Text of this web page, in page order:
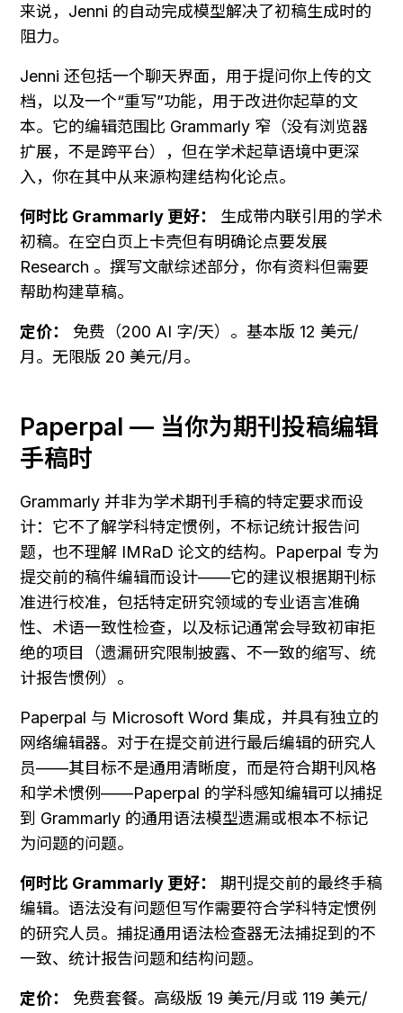
来说，Jenni 的自动完成模型解决了初稿生成时的
阻力。
Jenni 还包括一个聊天界面，用于提问你上传的文
档，以及一个“重写”功能，用于改进你起草的文
本。它的编辑范围比 Grammarly 窄（没有浏览器
扩展，不是跨平台），但在学术起草语境中更深
入，你在其中从来源构建结构化论点。
何时比 Grammarly 更好：
生成带内联引用的学术
初稿。在空白页上卡壳但有明确论点要发展
Research 。撰写文献综述部分，你有资料但需要
帮助构建草稿。
定价：
免费（200 AI 字/天）。基本版 12 美元/
月。无限版 20 美元/月。
Paperpal — 当你为期刊投稿编辑
手稿时
Grammarly 并非为学术期刊手稿的特定要求而设
计：它不了解学科特定惯例，不标记统计报告问
题，也不理解 IMRaD 论文的结构。Paperpal 专为
提交前的稿件编辑而设计——它的建议根据期刊标
准进行校准，包括特定研究领域的专业语言准确
性、术语一致性检查，以及标记通常会导致初审拒
绝的项目（遗漏研究限制披露、不一致的缩写、统
计报告惯例）。
Paperpal 与 Microsoft Word 集成，并具有独立的
网络编辑器。对于在提交前进行最后编辑的研究人
员——其目标不是通用清晰度，而是符合期刊风格
和学术惯例——Paperpal 的学科感知编辑可以捕捉
到 Grammarly 的通用语法模型遗漏或根本不标记
为问题的问题。
何时比 Grammarly 更好：
期刊提交前的最终手稿
编辑。语法没有问题但写作需要符合学科特定惯例
的研究人员。捕捉通用语法检查器无法捕捉到的不
一致、统计报告问题和结构问题。
定价：
免费套餐。高级版 19 美元/月或 119 美元/